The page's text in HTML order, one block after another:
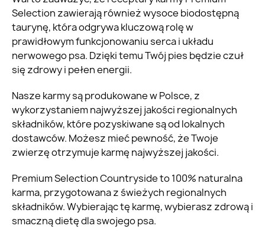
Selection zawierają również wysoce biodostępną
taurynę, która odgrywa kluczową rolę w
prawidłowym funkcjonowaniu serca i układu
nerwowego psa. Dzięki temu Twój pies będzie czuł
się zdrowy i pełen energii.
Nasze karmy są produkowane w Polsce, z
wykorzystaniem najwyższej jakości regionalnych
składników, które pozyskiwane są od lokalnych
dostawców. Możesz mieć pewność, że Twoje
zwierzę otrzymuje karmę najwyższej jakości.
Premium Selection Countryside to 100% naturalna
karma, przygotowana z świeżych regionalnych
składników. Wybierając tę karmę, wybierasz zdrową i
smaczną dietę dla swojego psa.